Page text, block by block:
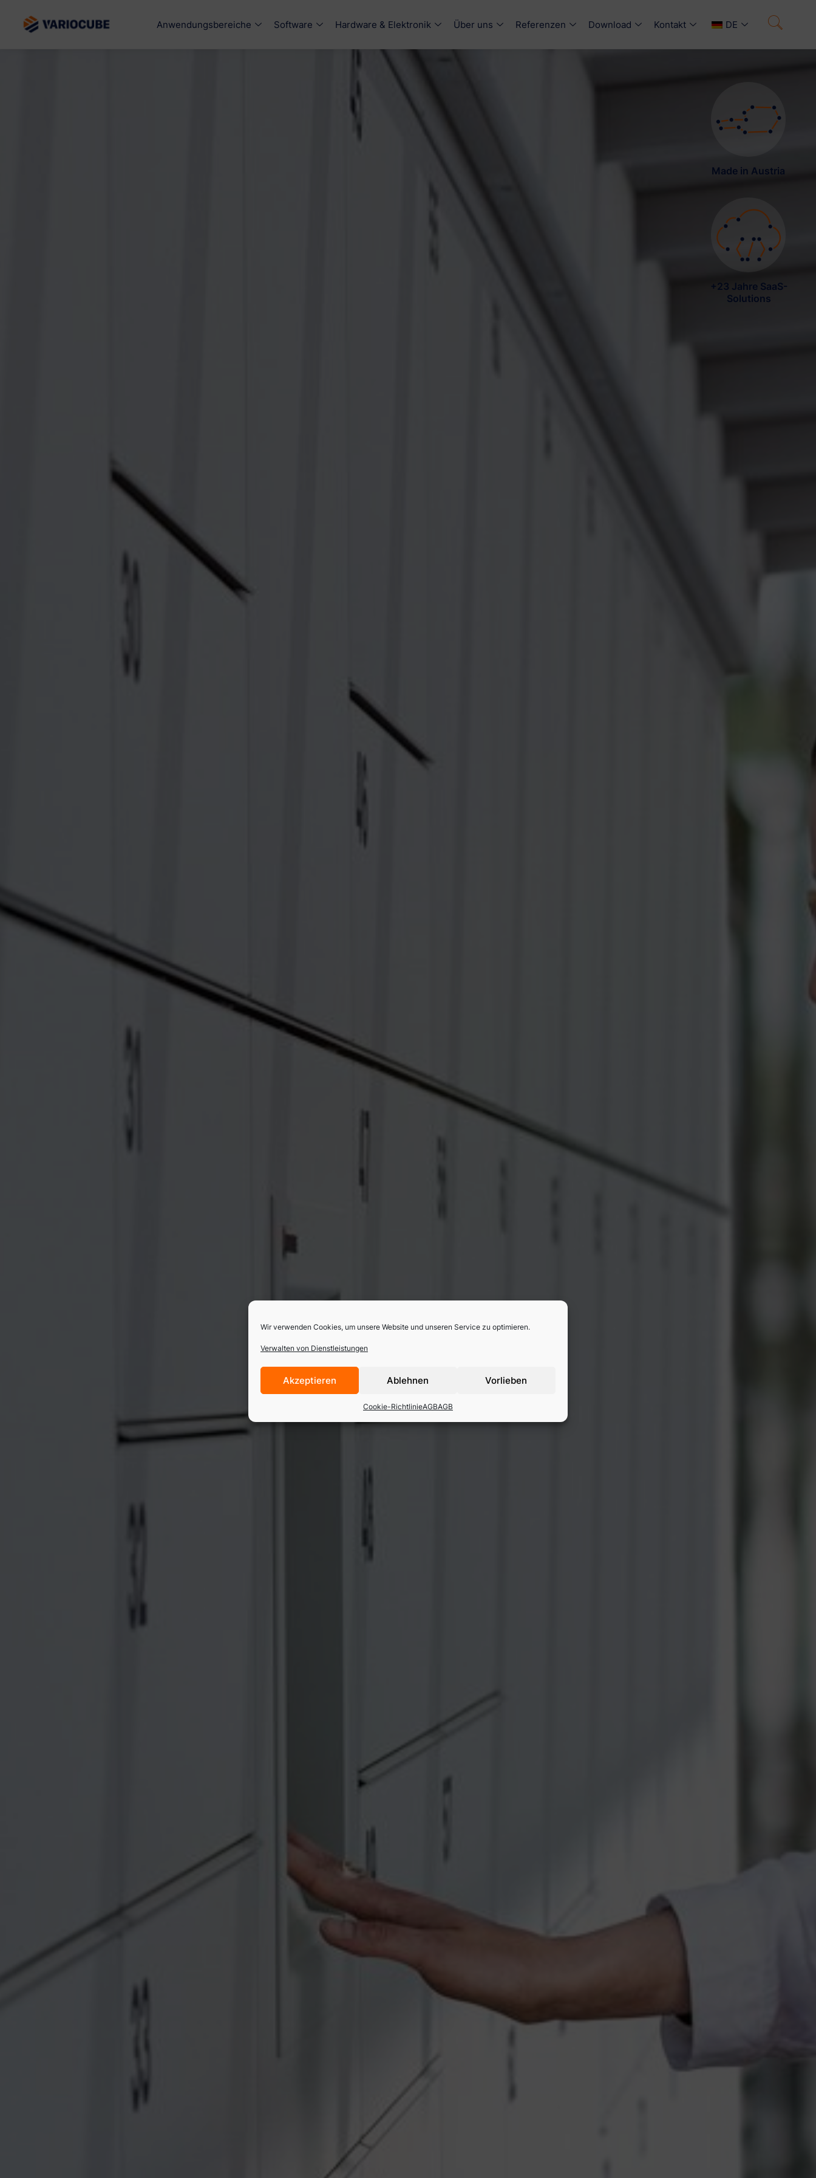
Wir verwenden Cookies, um unsere Website und unseren Service zu optimieren.
Verwalten von Dienstleistungen
Akzeptieren Ablehnen Vorlieben
Cookie-RichtlinieAGBAGB
Anwendungsbereiche Software Hardware & Elektronik Über uns Referenzen Download Kontakt DE
Made in Austria
+23 Jahre SaaS-
Solutions